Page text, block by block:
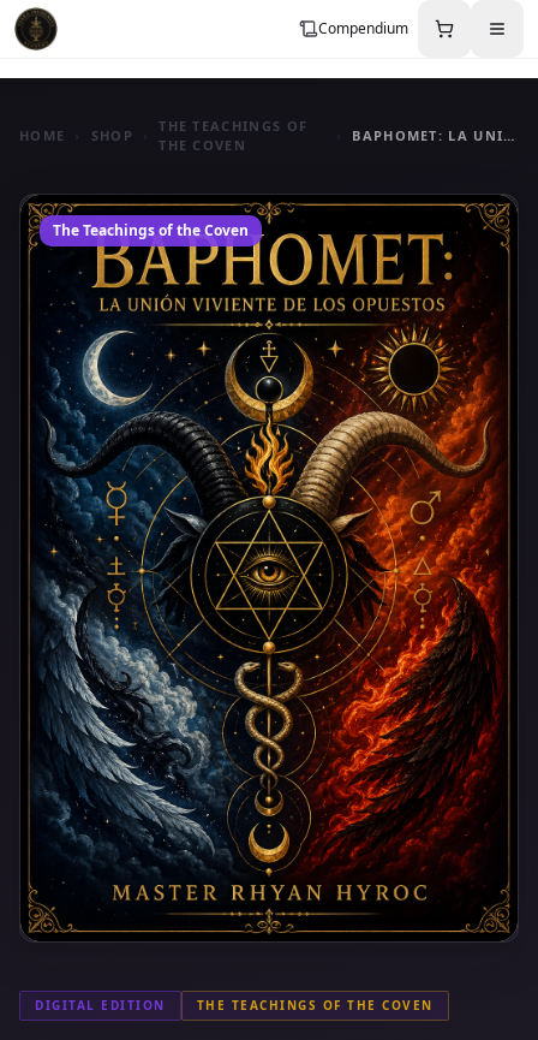
Compendium
HOME SHOP
THE TEACHINGS OF
THE COVEN
BAPHOMET: LA UNIÓN VIVIENTE DE LOS OPUESTOS
The Teachings of the Coven
DIGITAL EDITION THE TEACHINGS OF THE COVEN